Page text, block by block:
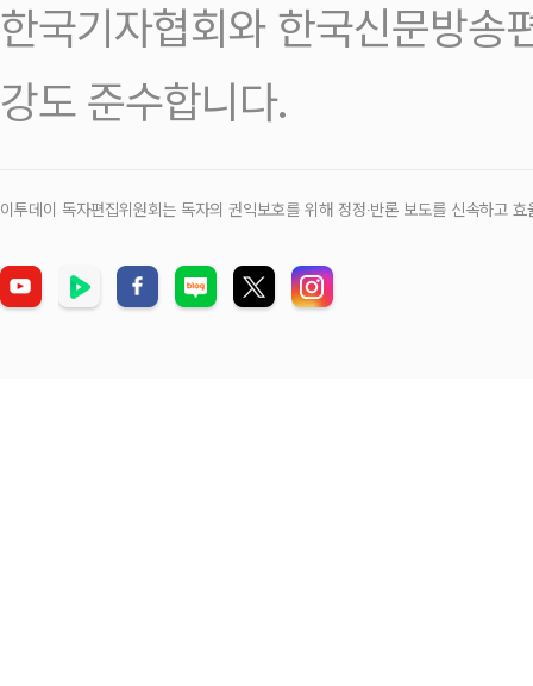
한국기자협회와 한국신문방송
강도 준수합니다.
이투데이 독자편집위원회는 독자의 권익보호를 위해 정정‧반론 보도를 신속하고